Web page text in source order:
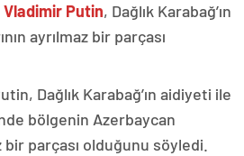
Vladimir Putin, Dağlık Karabağ’ın
ayrılmaz bir parçası
Dağlık Karabağ’ın aidiyeti ile
bölgenin Azerbaycan
bir parçası olduğunu söyledi.